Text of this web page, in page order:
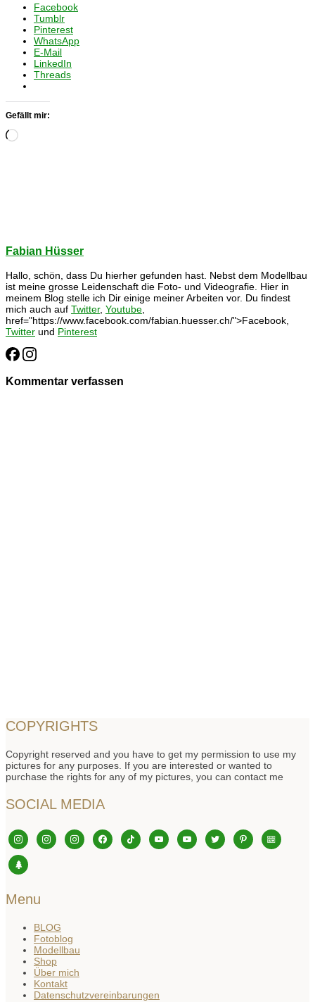
Facebook
Tumblr
Pinterest
WhatsApp
E-Mail
LinkedIn
Threads
Gefällt mir:
Wird
Fabian Hüsser
Hallo, schön, dass Du hierher gefunden hast. Nebst dem Modellbau
ist meine grosse Leidenschaft die Foto- und Videografie. Hier in
meinem Blog stelle ich Dir einige meiner Arbeiten vor. Du findest
mich auch auf Twitter, Youtube
href="https://www.facebook.com/fabian.huesser.ch/">Facebook,
Twitter und Pinterest
Kommentar verfassen
COPYRIGHTS
Copyright reserved and you have to get my permission to use my
pictures for any purposes. If you are interested or wanted to
purchase the rights for any of my pictures, you can contact me
SOCIAL MEDIA
instagraminstagraminstagramfacebook
tiktok youtubeyoutubetwitter pinteresteditor-
kitchensink
tree
Menu
BLOG
Fotoblog
Modellbau
Shop
Über mich
Kontakt
Datenschutzvereinbarungen